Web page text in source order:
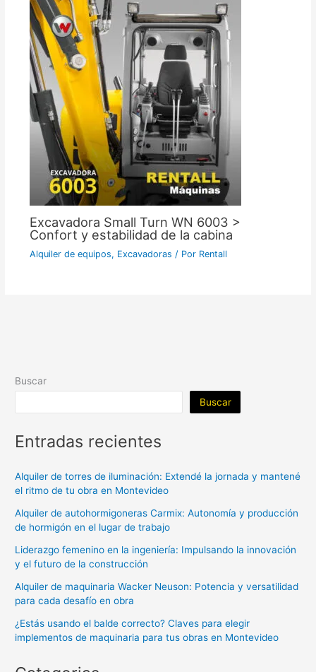
Excavadora Small Turn WN 6003 >
Confort y estabilidad de la cabina
Alquiler de equipos, Excavadoras / Por Rentall
Buscar
Buscar
Entradas recientes
Alquiler de torres de iluminación: Extendé la jornada y mantené
el ritmo de tu obra en Montevideo
Alquiler de autohormigoneras Carmix: Autonomía y producción
de hormigón en el lugar de trabajo
Liderazgo femenino en la ingeniería: Impulsando la innovación
y el futuro de la construcción
Alquiler de maquinaria Wacker Neuson: Potencia y versatilidad
para cada desafío en obra
¿Estás usando el balde correcto? Claves para elegir
implementos de maquinaria para tus obras en Montevideo